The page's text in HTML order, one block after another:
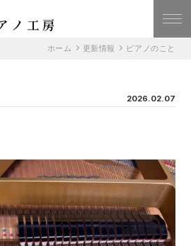
ノ工房
ホーム 更新情報 ピアノのこと
2026.02.07